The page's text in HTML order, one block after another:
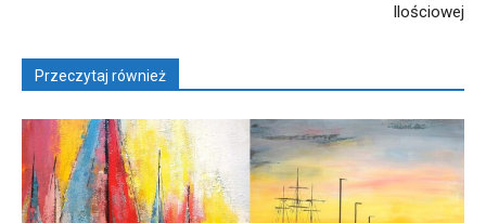
Ilościowej
Przeczytaj również